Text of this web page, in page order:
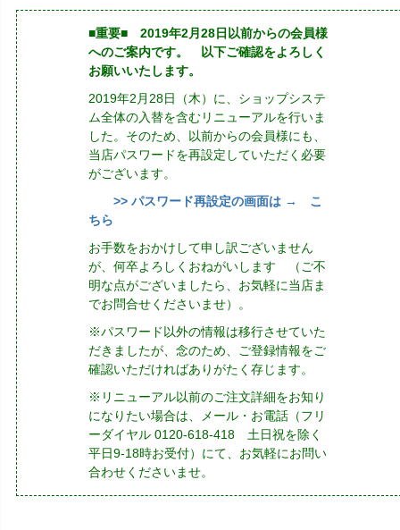
■重要■ 2019年2月28日以前からの会員様
へのご案内です。 以下ご確認をよろしく
お願いいたします。
2019年2月28日（木）に、ショップシステ
ム全体の入替を含むリニューアルを行いま
した。そのため、以前からの会員様にも、
当店パスワードを再設定していただく必要
がございます。
>> パスワード再設定の画面は → こ
ちら
お手数をおかけして申し訳ございません
が、何卒よろしくおねがいします （ご不
明な点がございましたら、お気軽に当店ま
でお問合せくださいませ）。
※パスワード以外の情報は移行させていた
だきましたが、念のため、ご登録情報をご
確認いただければありがたく存じます。
※リニューアル以前のご注文詳細をお知り
になりたい場合は、メール・お電話（フリ
ーダイヤル 0120-618-418 土日祝を除く
平日9-18時お受付）にて、お気軽にお問い
合わせくださいませ。